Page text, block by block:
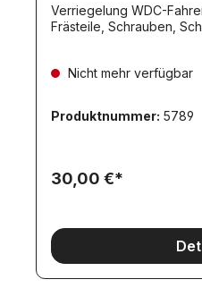
Verriegelung WDC-
Frästeile, Schrauben,
Nicht mehr verfügbar
Produktnummer: 5789
30,00 €*